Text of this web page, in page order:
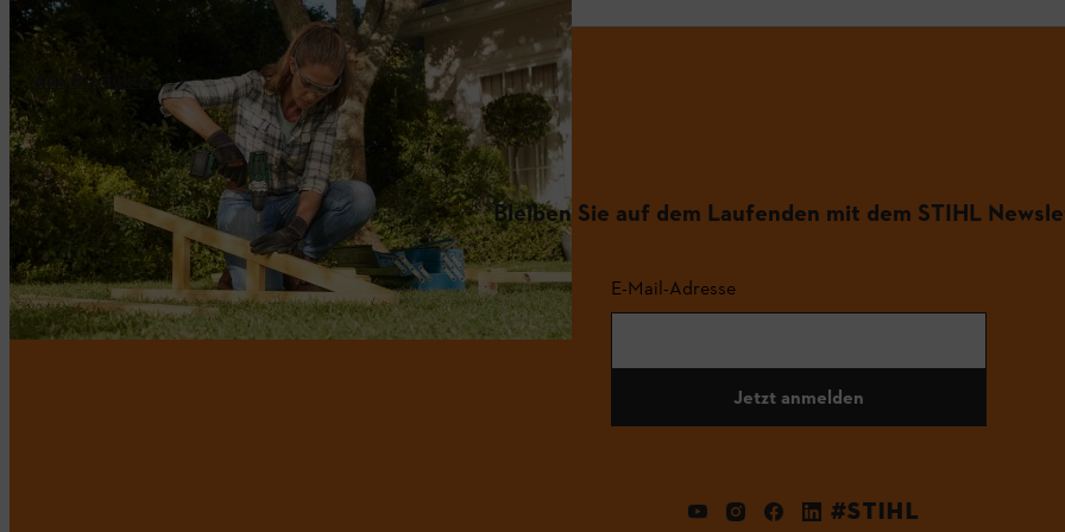
Alle Produkte
Bleiben Sie auf dem Laufenden mit dem STIHL
E-Mail-Adresse
Jetzt anmelden
#STIHL